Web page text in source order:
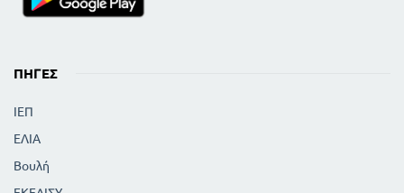
ΠΗΓΈΣ
ΙΕΠ
ΕΛΙΑ
Βουλή